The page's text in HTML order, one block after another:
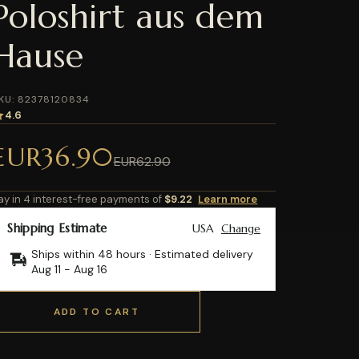
aus dem
82378120834
4.6
EUR62.90
in 4 interest-free payments of $9.22 Learn more
Shipping Estimate USA Change
Ships within 48 hours · Estimated delivery
Aug 11 -Aug 16
ADD TO CART